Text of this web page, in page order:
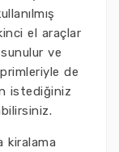
el araçlar
ve
de
istediğiniz
kiralama